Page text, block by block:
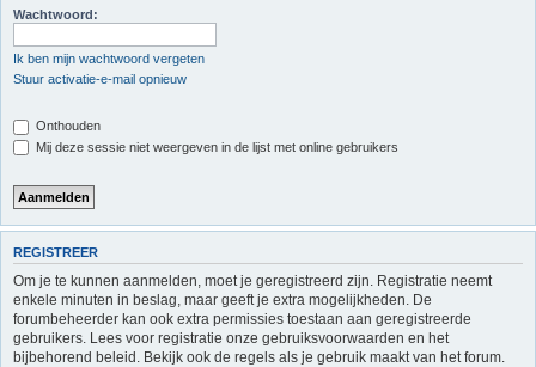
Wachtwoord:
Ik ben mijn wachtwoord vergeten
Stuur activatie-e-mail opnieuw
Onthouden
Mij deze sessie niet weergeven in de lijst met online gebruikers
REGISTREER
Om je te kunnen aanmelden, moet je geregistreerd zijn. Registratie neemt
enkele minuten in beslag, maar geeft je extra mogelijkheden. De
forumbeheerder kan ook extra permissies toestaan aan geregistreerde
gebruikers. Lees voor registratie onze gebruiksvoorwaarden en het
bijbehorend beleid. Bekijk ook de regels als je gebruik maakt van het forum.